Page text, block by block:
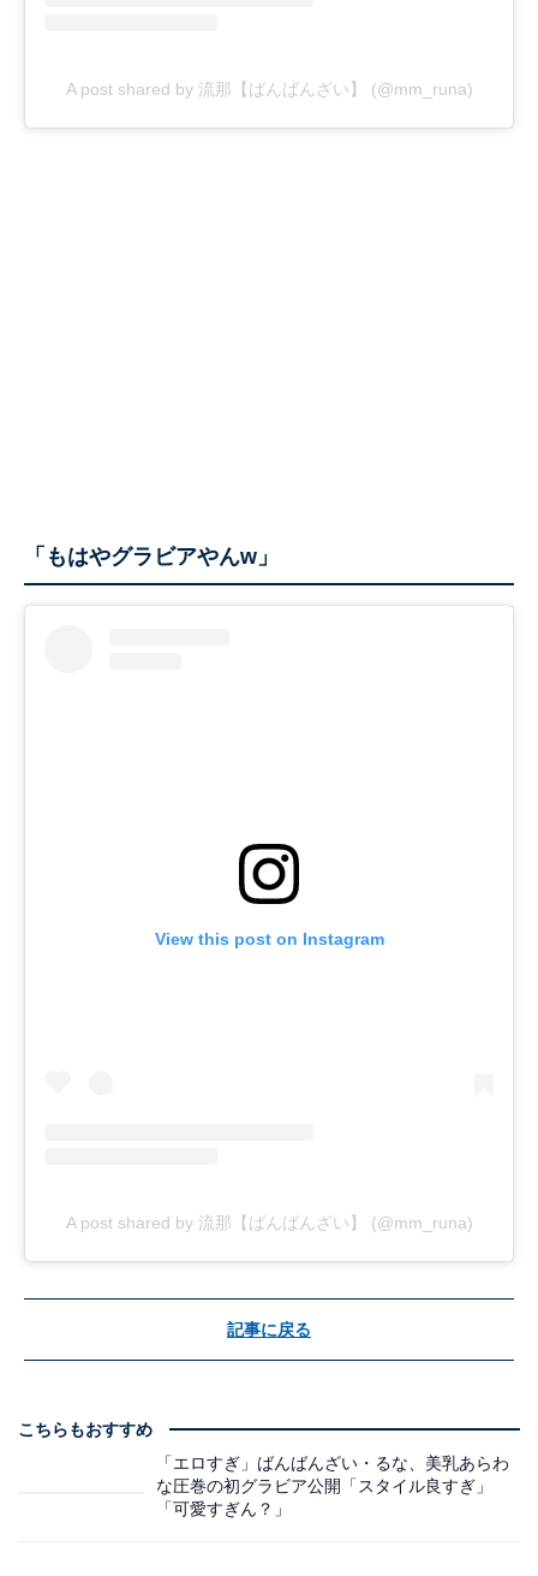
A post shared by 流那【ばんばんざい】 (@mm_runa)
「もはやグラビアやんw」
View this post on Instagram
A post shared by 流那【ばんばんざい】 (@mm_runa)
記事に戻る
こちらもおすすめ
「エロすぎ」ばんばんざい・るな、美乳あらわ
な圧巻の初グラビア公開「スタイル良すぎ」
「可愛すぎん？」